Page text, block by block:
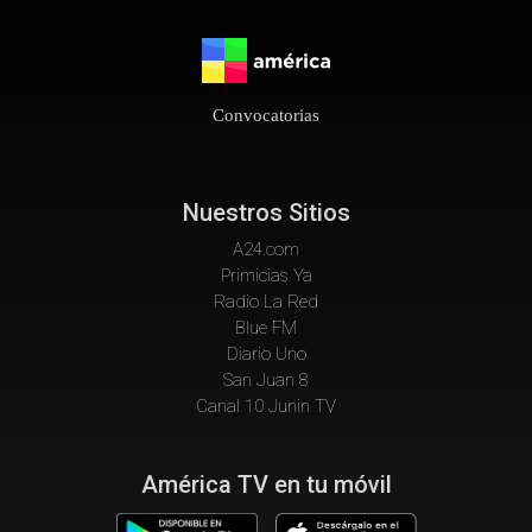
Convocatorias
Nuestros Sitios
A24.com
Primicias Ya
Radio La Red
Blue FM
Diario Uno
San Juan 8
Canal 10 Junin TV
América TV en tu móvil